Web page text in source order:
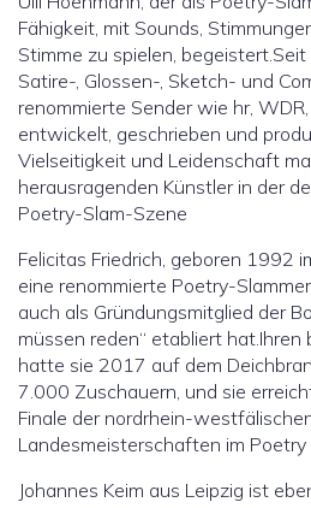
Fähigkeit, mit Sounds,
Stimme zu spielen,
Satire-, Glossen-, Sketch- und
renommierte Sender wie hr, WDR,
entwickelt, geschrieben und
Vielseitigkeit und Leidenschaft
herausragenden Künstler in der
Poetry-Slam-Szene
Felicitas Friedrich, geboren 1992
eine renommierte Poetry-
auch als Gründungsmitglied der
müssen reden“ etabliert
hatte sie 2017 auf dem
7.000 Zuschauern, und sie
Finale der nordrhein-
Landesmeisterschaften im Poetry
Johannes Keim aus Leipzig ist